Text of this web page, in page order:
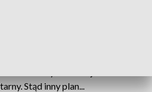
Stąd inny plan...